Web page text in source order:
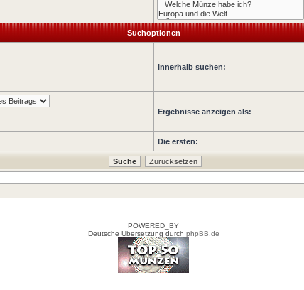
Suchoptionen
Innerhalb suchen:
Ergebnisse anzeigen als:
Die ersten:
POWERED_BY
Deutsche Übersetzung durch phpBB.de